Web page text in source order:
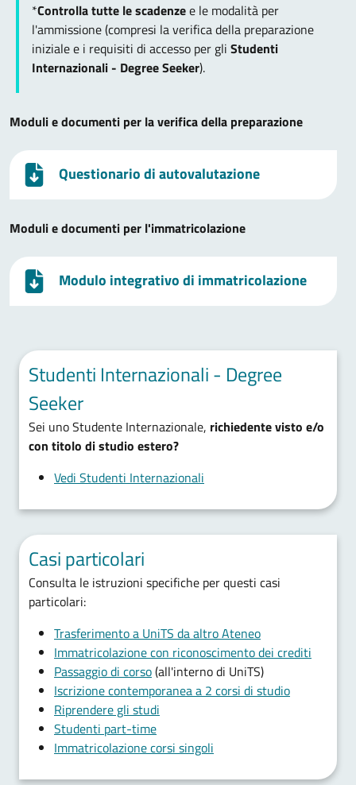
*Controlla tutte le scadenzee le modalità per
l'ammissione (compresi la verifica della preparazione
iniziale e i requisiti di accesso per gli Studenti
Internazionali - Degree Seeker).
Moduli e documenti per la verifica della preparazione
Questionario di autovalutazione
Moduli e documenti per l'immatricolazione
Modulo integrativo di immatricolazione
Studenti Internazionali - Degree
Seeker
Sei uno Studente Internazionale, richiedente visto e/o
con titolo di studio estero?
Vedi Studenti Internazionali
Casi particolari
Consulta le istruzioni specifiche per questi casi
particolari:
Trasferimento a UniTS da altro Ateneo
Immatricolazione con riconoscimento dei crediti
Passaggio di corso(all'interno di UniTS)
Iscrizione contemporanea a 2 corsi di studio
Riprendere gli studi
Studenti part-time
Immatricolazione corsi singoli